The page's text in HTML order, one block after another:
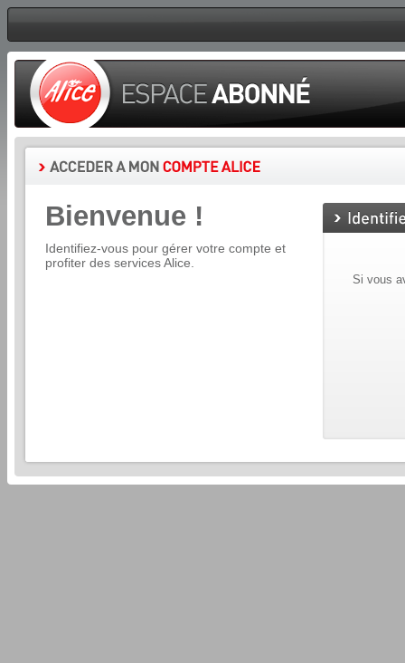
Bienvenue !
Identifiez-vous pour gérer votre compte et
profiter des services Alice.
Si vous